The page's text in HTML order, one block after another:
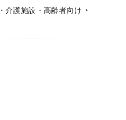
介護施設・高齢者向け